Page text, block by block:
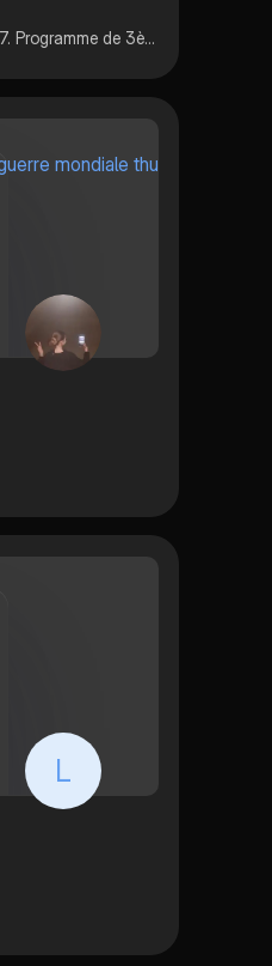
Fiche résumée de ma leçon d’histoire sur la révolution Russe en 1917. Programme de 3ème.
L